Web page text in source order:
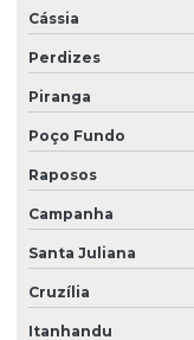
Cássia
Perdizes
Piranga
Poço Fundo
Raposos
Campanha
Santa Juliana
Cruzília
Itanhandu